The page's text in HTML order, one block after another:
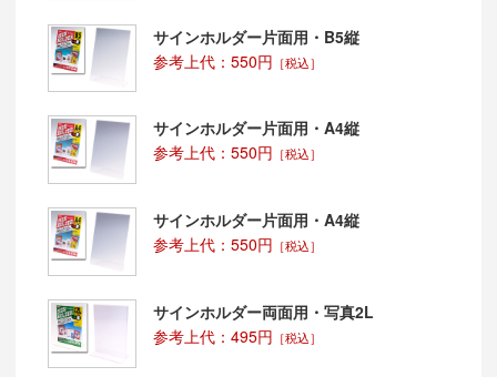
サインホルダー片面用・B5縦
参考上代：550円 ［税込］
サインホルダー片面用・A4縦
参考上代：550円 ［税込］
サインホルダー片面用・A4縦
参考上代：550円 ［税込］
サインホルダー両面用・写真2L
参考上代：495円 ［税込］